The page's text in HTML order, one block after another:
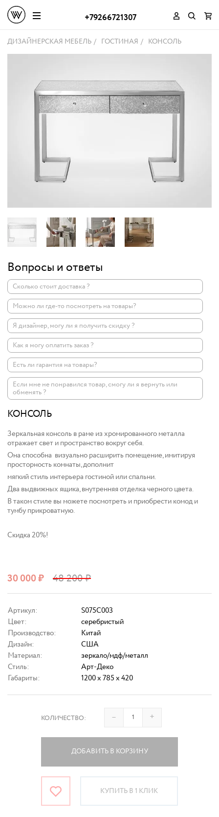
+79266721307
ДИЗАЙНЕРСКАЯ МЕБЕЛЬ ГОСТИНАЯ КОНСОЛЬ
Вопросы и ответы
Сколько стоит доставка ?
Можно ли где-то посмотреть на товары?
Я дизайнер, могу ли я получить скидку ?
Как я могу оплатить заказ ?
Есть ли гарантия на товары?
Если мне не понравился товар, смогу ли я вернуть или
обменять ?
КОНСОЛЬ
Зеркальная консоль в раме из хромированного металла
отражает свет и пространство вокруг себя.
Она способна визуально расширить помещение, имитируя
просторность комнаты, дополнит
мягкий стиль интерьера гостиной или спальни.
Два выдвижных ящика, внутренняя отделка черного цвета.
В таком стиле вы можете посмотреть и приобрести комод и
тумбу прикроватную.
Скидка 20%!
30 000₽ 48 200₽
Артикул:
S075C003
Цвет:
серебристый
Производство:
Китай
Дизайн:
США
Материал:
зеркало/мдф/металл
Стиль:
Арт-Деко
Габариты:
1200 x 785 x 420
КОЛИЧЕСТВО: – +
ДОБАВИТЬ В КОРЗИНУ
КУПИТЬ В 1 КЛИК